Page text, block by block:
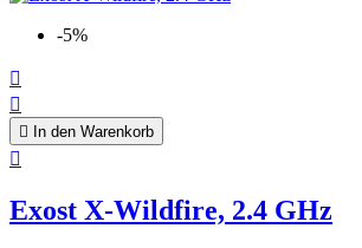
-5%


 In den Warenkorb

Exost X-Wildfire, 2.4 GHz